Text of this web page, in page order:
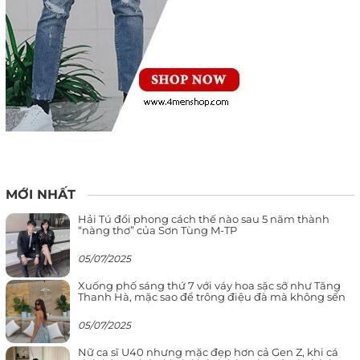
MỚI NHẤT
Hải Tú đổi phong cách thế nào sau 5 năm thành
“nàng thơ” của Sơn Tùng M-TP
05/07/2025
Xuống phố sáng thứ 7 với váy hoa sặc sỡ như Tăng
Thanh Hà, mặc sao để trông điệu đà mà không sến
05/07/2025
Nữ ca sĩ U40 nhưng mặc đẹp hơn cả Gen Z, khi cá